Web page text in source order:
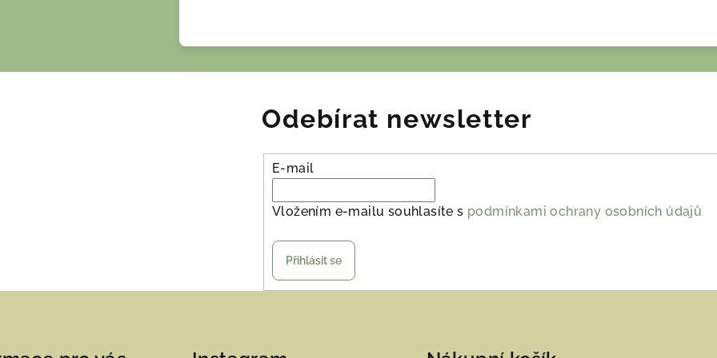
Odebírat newsletter
E-mail
Vložením e-mailu souhlasíte s podmínkami ochrany osobních údajů
Přihlásit se